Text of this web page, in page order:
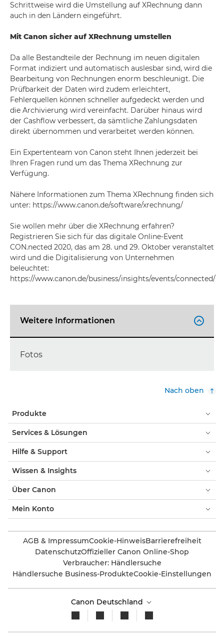
Schrittweise wird die Umstellung auf XRechnung dann
auch in den Ländern eingeführt.
Mit Canon sicher auf XRechnung umstellen
Da alle Bestandteile der Rechnung im neuen digitalen
Format indiziert und automatisch auslesbar sind, wird die
Bearbeitung von Rechnungen enorm beschleunigt. Die
Prüfbarkeit der Daten wird zudem erleichtert,
Fehlerquellen können schneller aufgedeckt werden und
die Archivierung wird vereinfacht. Darüber hinaus wird
der Cashflow verbessert, da sämtliche Zahlungsdaten
direkt übernommen und verarbeitet werden können.
Ein Expertenteam von Canon steht Ihnen jederzeit bei
Ihren Fragen rund um das Thema XRechnung zur
Verfügung.
Nähere Informationen zum Thema XRechnung finden sich
unter: https://www.canon.de/software/xrechnung/
Sie wollen mehr über die XRechnung erfahren?
Registrieren Sie sich für das digitale Online-Event
CON.nected 2020, das am 28. und 29. Oktober veranstaltet
wird und die Digitalisierung von Unternehmen
beleuchtet:
https://www.canon.de/business/insights/events/connected/
Weitere Informationen 
Fotos
Nach oben
Produkte
Services & Lösungen
Hilfe & Support
Wissen & Insights
Über Canon
Mein Konto
AGB & ImpressumCookie-HinweisBarrierefreiheit
DatenschutzOffizieller Canon Online-Shop
Verbraucher: Händlersuche
Händlersuche Business-ProdukteCookie-Einstellungen
Canon Deutschland